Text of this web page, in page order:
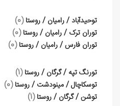
توحیدآباد / رامیان / روستا (0)
توران ترک / رامیان / روستا (0)
توران فارس / رامیان / روستا (0)
تورنگ تپه / گرگان / روستا (1)
توسکاچال / مینودشت / روستا (0)
توشن / گرگان / روستا (1)